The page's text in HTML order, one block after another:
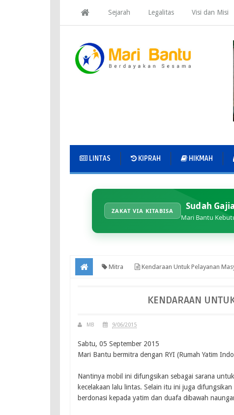
Sejarah Legalitas Visi dan Misi
LINTAS KIPRAH HIKMAH
ZAKAT VIA KITABISA Sudah
Mari Bantu
Mitra Kendaraan Untuk Pelayanan
KENDARAAN
MB 9/06/2015
Sabtu, 05 September 2015
Mari Bantu bermitra dengan RYI (Rumah Yatim
Nantinya mobil ini difungsikan sebagai sarana
kecelakaan lalu lintas. Selain itu ini juga
berdonasi kepada yatim dan duafa dibawah